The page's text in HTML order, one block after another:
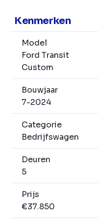
Kenmerken
Model
Ford Transit
Custom
Bouwjaar
7-2024
Categorie
Bedrijfswagen
Deuren
5
Prijs
€37.850